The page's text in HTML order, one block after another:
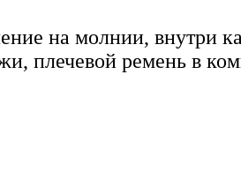
на молнии, внутри
плечевой ремень в